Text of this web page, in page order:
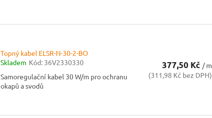
Topný kabel ELSR-N-30-2-BO
Skladem Kód: 36V2330330
Samoregulační kabel 30 W/m pro ochranu
okapů a svodů
377,50 Kč/ m
(311,98 Kč bez DPH)